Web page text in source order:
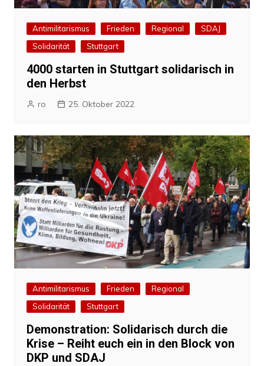
Antimilitarismus Frieden Regional
SDAJ
Solidarität
Stuttgart
4000 starten in Stuttgart solidarisch in
den Herbst
ro 25. Oktober 2022
Antimilitarismus Frieden
Regional
Solidarität
Stuttgart
Demonstration: Solidarisch durch die
Krise – Reiht euch ein in den Block von
DKP und SDAJ